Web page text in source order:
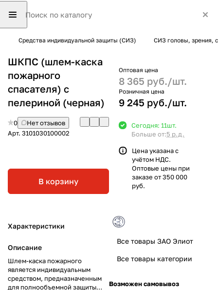
Средства индивидуальной защиты (СИЗ) СИЗ головы, зрения,
ШКПС (шлем-каска
пожарного
спасателя) с
пелериной (черная)
0
Нет отзывов
Арт. 3101030100002
В корзину
Характеристики
Описание
Шлем-каска пожарного
является индивидуальным
средством, предназначенным
для полнообъемной защиты
Оптовая цена
8 365 руб./шт.
Розничная цена
9 245 руб./шт.
Сегодня: 11шт.
Больше от:5 р.д.
Цена указана с
учётом НДС.
Оптовые цены при
заказе от 350 000
руб.
Все товары ЗАО Элиот
Все товары категории
Возможен самовывоз